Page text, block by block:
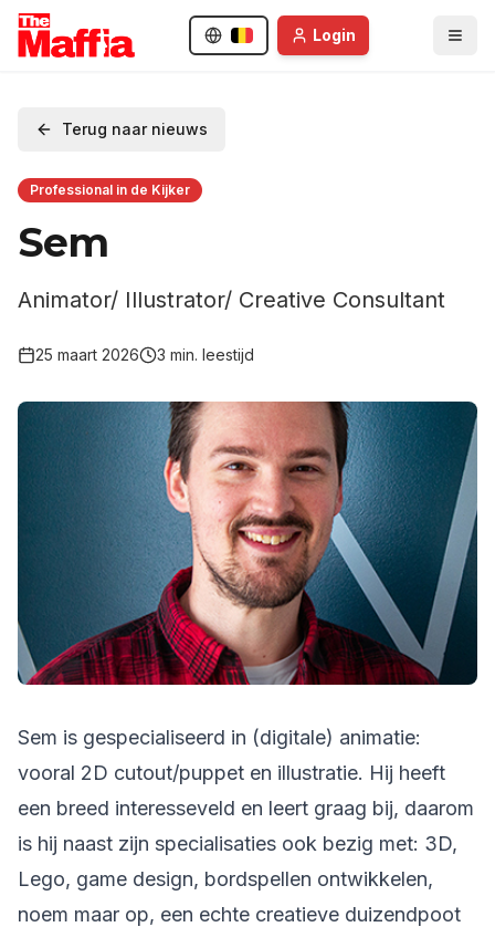
Login
Terug naar nieuws
Professional in de Kijker
Sem
Animator/ Illustrator/ Creative Consultant
25 maart 2026 3 min. leestijd
Sem is gespecialiseerd in (digitale) animatie:
vooral 2D cutout/puppet en illustratie. Hij heeft
een breed interesseveld en leert graag bij, daarom
is hij naast zijn specialisaties ook bezig met: 3D,
Lego, game design, bordspellen ontwikkelen,
noem maar op, een echte creatieve duizendpoot